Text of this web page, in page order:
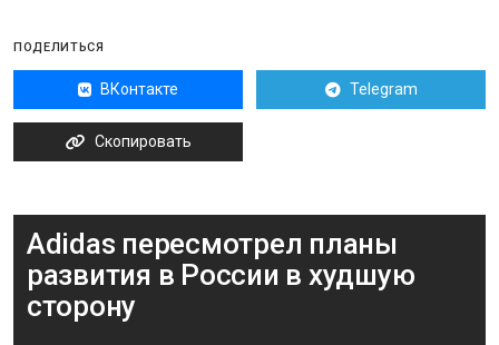
ПОДЕЛИТЬСЯ
ВКонтакте Telegram
Скопировать
Adidas пересмотрел планы
развития в России в худшую
сторону